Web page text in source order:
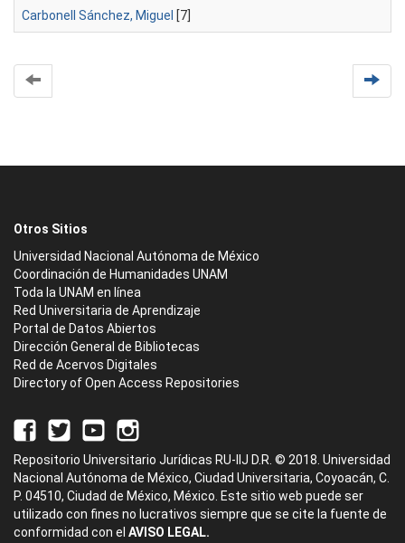
Carbonell Sánchez, Miguel [7]
Otros Sitios
Universidad Nacional Autónoma de México
Coordinación de Humanidades UNAM
Toda la UNAM en línea
Red Universitaria de Aprendizaje
Portal de Datos Abiertos
Dirección General de Bibliotecas
Red de Acervos Digitales
Directory of Open Access Repositories
Repositorio Universitario Jurídicas RU-IIJ D.R. © 2018. Universidad
Nacional Autónoma de México, Ciudad Universitaria, Coyoacán, C.
P. 04510, Ciudad de México, México. Este sitio web puede ser
utilizado con fines no lucrativos siempre que se cite la fuente de
conformidad con el AVISO LEGAL.